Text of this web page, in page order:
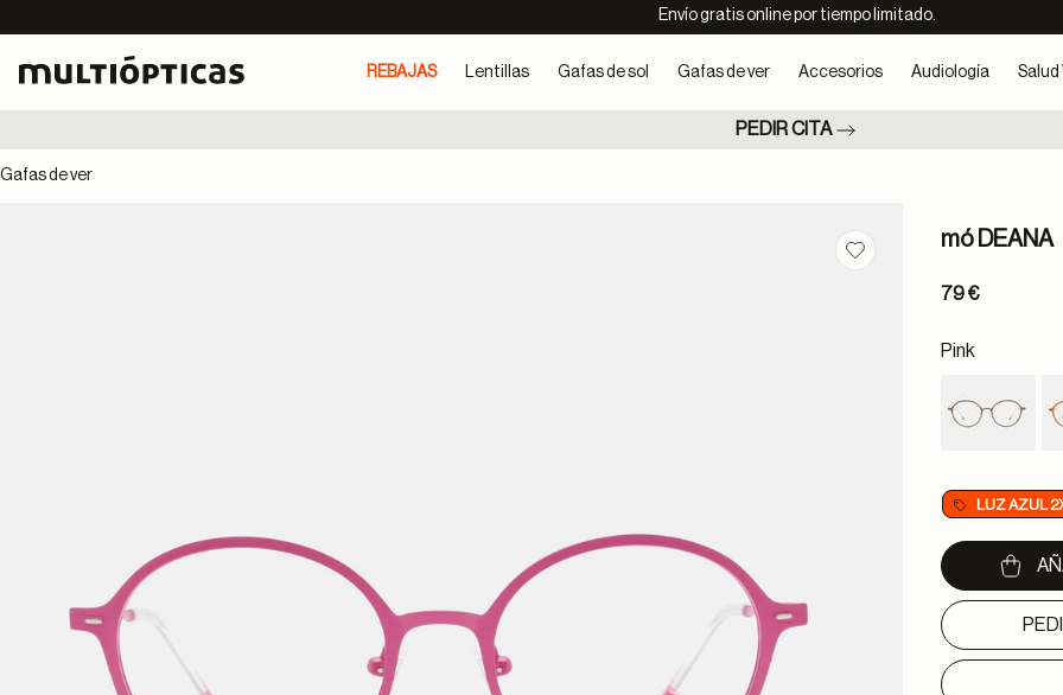
Envío gratis online por tiempo limitado.
REBAJAS Lentillas Gafas de sol Gafas de ver Accesorios Audiología Salud
PEDIR CITA
Gafas de ver
Guardar en favoritos
mó DEANA
79 €
Pink
LUZ AZUL